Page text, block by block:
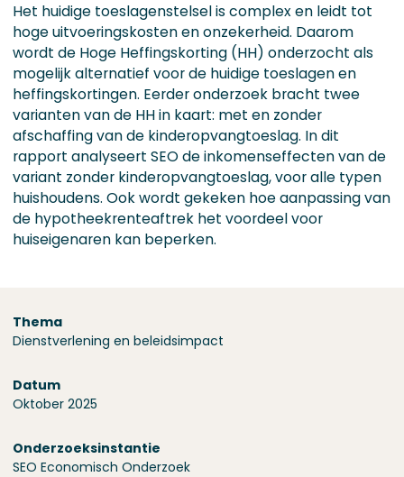
Het huidige toeslagenstelsel is complex en leidt tot
hoge uitvoeringskosten en onzekerheid. Daarom
wordt de Hoge Heffingskorting (HH) onderzocht als
mogelijk alternatief voor de huidige toeslagen en
heffingskortingen. Eerder onderzoek bracht twee
varianten van de HH in kaart: met en zonder
afschaffing van de kinderopvangtoeslag. In dit
rapport analyseert SEO de inkomenseffecten van de
variant zonder kinderopvangtoeslag, voor alle typen
huishoudens. Ook wordt gekeken hoe aanpassing van
de hypotheekrenteaftrek het voordeel voor
huiseigenaren kan beperken.
Thema
Dienst­verlening en beleids­impact
Datum
Oktober 2025
Onderzoeks­instantie
SEO Economisch Onderzoek